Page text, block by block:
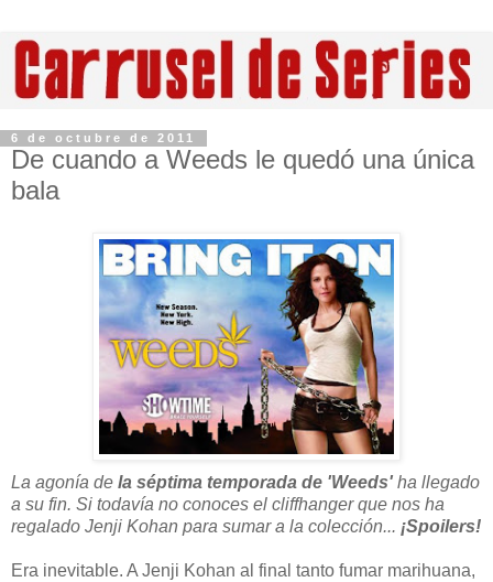
6 de octubre de 2011
De cuando a Weeds le quedó una única
bala
La agonía de la séptima temporada de 'Weeds' ha llegado
a su fin. Si todavía no conoces el cliffhanger que nos ha
regalado Jenji Kohan para sumar a la colección... ¡Spoilers!
Era inevitable. A Jenji Kohan al final tanto fumar marihuana,